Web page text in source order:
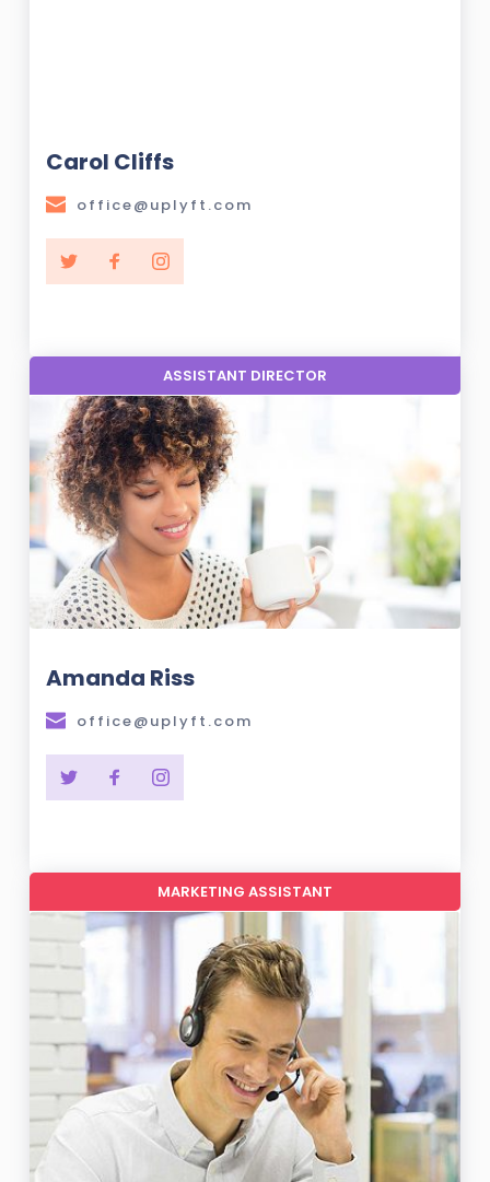
Carol Cliffs
office@uplyft.com
ASSISTANT DIRECTOR
Amanda Riss
office@uplyft.com
MARKETING ASSISTANT